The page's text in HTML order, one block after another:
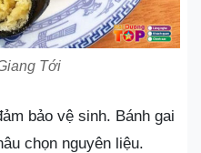
Tới
bảo vệ sinh. Bánh gai
chọn nguyên liệu.